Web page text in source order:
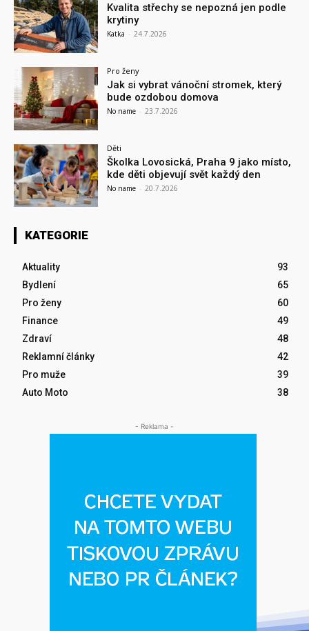
Kvalita střechy se nepozná jen podle
krytiny
Katka - 24.7.2026
Pro ženy
Jak si vybrat vánoční stromek, který
bude ozdobou domova
No name - 23.7.2026
Děti
Školka Lovosická, Praha 9 jako místo,
kde děti objevují svět každý den
No name - 20.7.2026
KATEGORIE
Aktuality
93
Bydlení
65
Pro ženy
60
Finance
49
Zdraví
48
Reklamní články
42
Pro muže
39
Auto Moto
38
- Reklama -